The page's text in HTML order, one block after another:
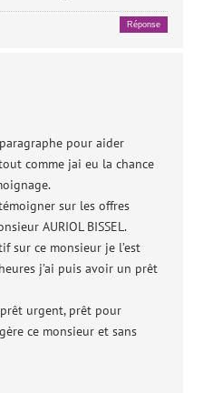
Réponse
pour aider
comme jai eu la chance
sur les offres
AURIOL BISSEL.
sur ce monsieur je l’est
j’ai puis avoir un prêt
urgent, prêt pour
ce monsieur et sans